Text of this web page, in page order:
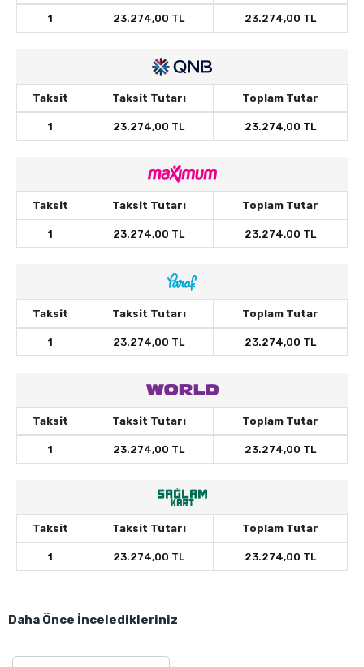
1 23.274,00 TL 23.274,00 TL
Taksit Taksit Tutarı Toplam Tutar
1 23.274,00 TL 23.274,00 TL
Taksit Taksit Tutarı Toplam Tutar
1 23.274,00 TL 23.274,00 TL
Taksit Taksit Tutarı Toplam Tutar
1 23.274,00 TL 23.274,00 TL
Taksit Taksit Tutarı Toplam Tutar
1 23.274,00 TL 23.274,00 TL
Taksit Taksit Tutarı Toplam Tutar
1 23.274,00 TL 23.274,00 TL
Daha Önce İnceledikleriniz